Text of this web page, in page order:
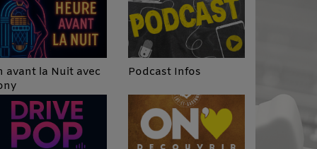
avant la Nuit avec
Podcast Infos